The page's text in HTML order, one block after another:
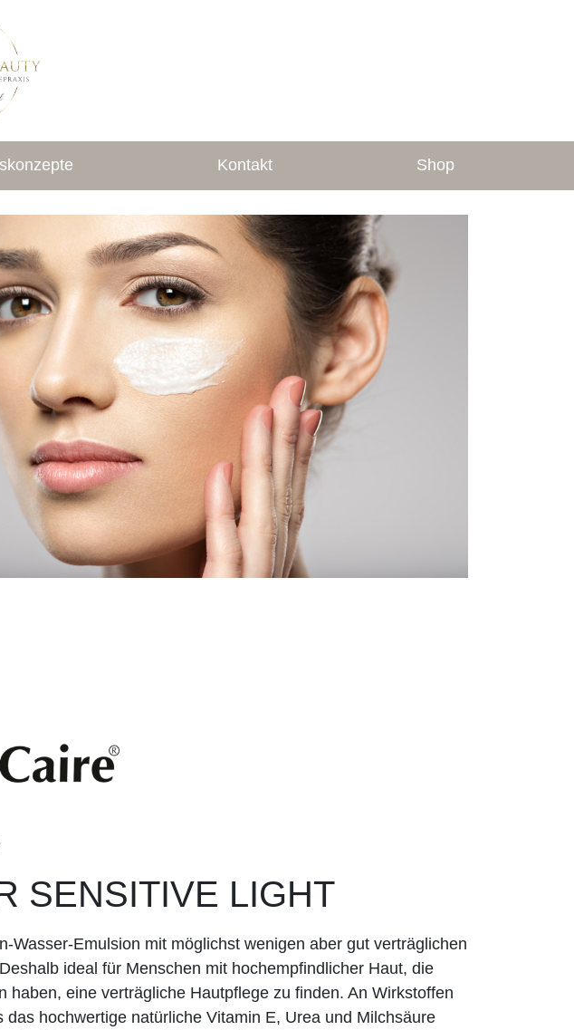
Kontakt Shop
SENSITIVE LIGHT
Wasser-Emulsion mit möglichst wenigen aber gut verträglichen
ideal für Menschen mit hochempfindlicher Haut, die
haben, eine verträgliche Hautpflege zu finden. An Wirkstoffen
das hochwertige natürliche Vitamin E, Urea und Milchsäure